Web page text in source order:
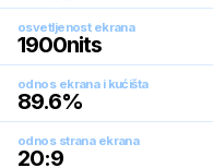
osvetljenost ekrana
1900nits
odnos ekrana i kućišta
89.6%
odnos strana ekrana
20:9